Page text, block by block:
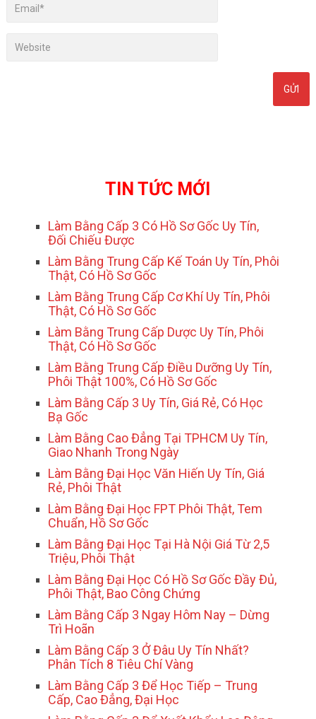
TIN TỨC MỚI
Làm Bằng Cấp 3 Có Hồ Sơ Gốc Uy Tín,
Đối Chiếu Được
Làm Bằng Trung Cấp Kế Toán Uy Tín, Phôi
Thật, Có Hồ Sơ Gốc
Làm Bằng Trung Cấp Cơ Khí Uy Tín, Phôi
Thật, Có Hồ Sơ Gốc
Làm Bằng Trung Cấp Dược Uy Tín, Phôi
Thật, Có Hồ Sơ Gốc
Làm Bằng Trung Cấp Điều Dưỡng Uy Tín,
Phôi Thật 100%, Có Hồ Sơ Gốc
Làm Bằng Cấp 3 Uy Tín, Giá Rẻ, Có Học
Bạ Gốc
Làm Bằng Cao Đẳng Tại TPHCM Uy Tín,
Giao Nhanh Trong Ngày
Làm Bằng Đại Học Văn Hiến Uy Tín, Giá
Rẻ, Phôi Thật
Làm Bằng Đại Học FPT Phôi Thật, Tem
Chuẩn, Hồ Sơ Gốc
Làm Bằng Đại Học Tại Hà Nội Giá Từ 2,5
Triệu, Phôi Thật
Làm Bằng Đại Học Có Hồ Sơ Gốc Đầy Đủ,
Phôi Thật, Bao Công Chứng
Làm Bằng Cấp 3 Ngay Hôm Nay – Dừng
Trì Hoãn
Làm Bằng Cấp 3 Ở Đâu Uy Tín Nhất?
Phân Tích 8 Tiêu Chí Vàng
Làm Bằng Cấp 3 Để Học Tiếp – Trung
Cấp, Cao Đẳng, Đại Học